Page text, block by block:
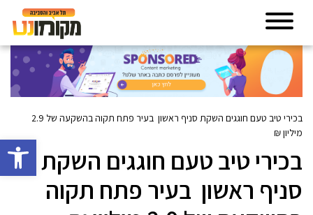
פתח
בכירי טיב טעם חוגגים השקת סניף ראשון בעיר פתח תקוה בהשקעה של 2.9
מיליון ₪
בכירי טיב טעם חוגגים השקת
סניף ראשון בעיר פתח תקוה